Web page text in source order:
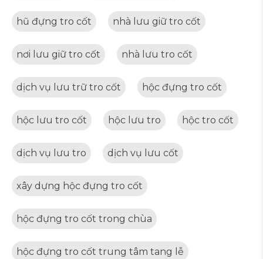
hũ đựng tro cốt nhà lưu giữ tro cốt
nơi lưu giữ tro cốt nhà lưu tro cốt
dịch vụ lưu trữ tro cốt hộc đựng tro cốt
hộc lưu tro cốt hộc lưu tro hộc tro cốt
dịch vụ lưu tro dịch vụ lưu cốt
xây dựng hộc đựng tro cốt
hộc đựng tro cốt trong chùa
hộc đựng tro cốt trung tâm tang lễ